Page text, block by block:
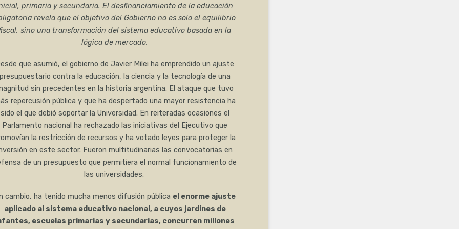
primaria y secundaria. El desfinanciamiento de la educación
revela que el objetivo del Gobierno no es solo el equilibrio
sino una transformación del sistema educativo basada en la
lógica de mercado.
que asumió, el gobierno de Javier Milei ha emprendido un ajuste
presupuestario contra la educación, la ciencia y la tecnología de una
sin precedentes en la historia argentina. El ataque que tuvo
repercusión pública y que ha despertado una mayor resistencia ha
sido el que debió soportar la Universidad. En reiteradas ocasiones el
Parlamento nacional ha rechazado las iniciativas del Ejecutivo que
la restricción de recursos y ha votado leyes para proteger la
en este sector. Fueron multitudinarias las convocatorias en
de un presupuesto que permitiera el normal funcionamiento de
las universidades.
cambio, ha tenido mucha menos difusión pública el enorme ajuste
aplicado al sistema educativo nacional, a cuyos jardines de
escuelas primarias y secundarias, concurren millones